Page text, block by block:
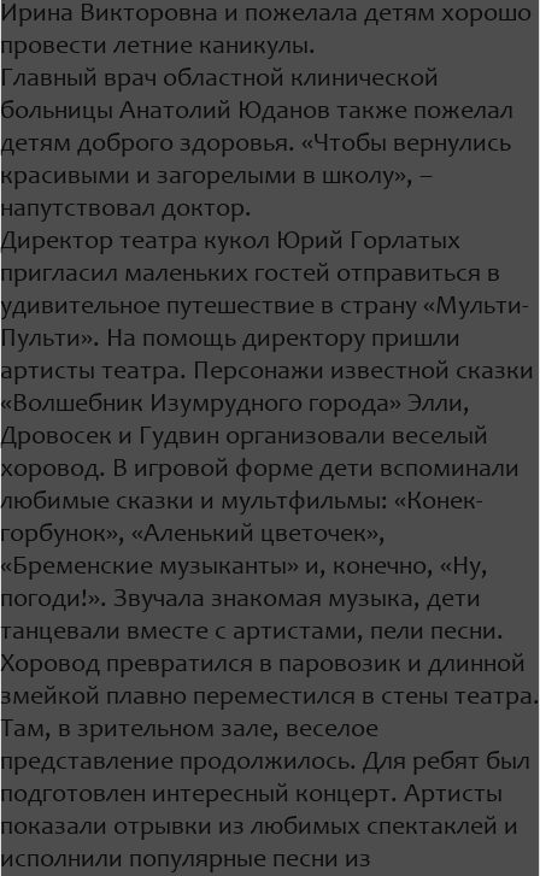
Ирина Викторовна и пожелала детям хорошо
провести летние каникулы.
Главный врач областной клинической
больницы Анатолий Юданов также пожелал
детям доброго здоровья. «Чтобы вернулись
красивыми и загорелыми в школу», –
напутствовал доктор.
Директор театра кукол Юрий Горлатых
пригласил маленьких гостей отправиться в
удивительное путешествие в страну «Мульти-
Пульти». На помощь директору пришли
артисты театра. Персонажи известной сказки
«Волшебник Изумрудного города» Элли,
Дровосек и Гудвин организовали веселый
хоровод. В игровой форме дети вспоминали
любимые сказки и мультфильмы: «Конек-
горбунок», «Аленький цветочек»,
«Бременские музыканты» и, конечно, «Ну,
погоди!». Звучала знакомая музыка, дети
танцевали вместе с артистами, пели песни.
Хоровод превратился в паровозик и длинной
змейкой плавно переместился в стены театра.
Там, в зрительном зале, веселое
представление продолжилось. Для ребят был
подготовлен интересный концерт. Артисты
показали отрывки из любимых спектаклей и
исполнили популярные песни из